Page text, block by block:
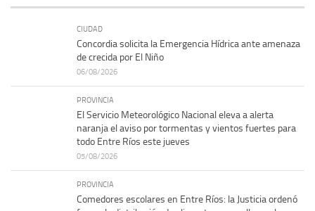
CIUDAD
Concordia solicita la Emergencia Hídrica ante amenaza
de crecida por El Niño
06/08/2026
PROVINCIA
El Servicio Meteorológico Nacional eleva a alerta
naranja el aviso por tormentas y vientos fuertes para
todo Entre Ríos este jueves
05/08/2026
PROVINCIA
Comedores escolares en Entre Ríos: la Justicia ordenó